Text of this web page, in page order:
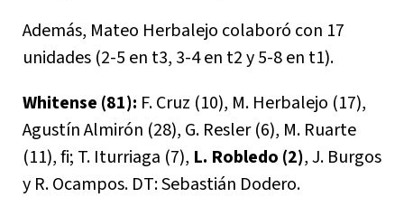
Además, Mateo Herbalejo colaboró con 17
unidades (2-5 en t3, 3-4 en t2 y 5-8 en t1).
Whitense (81): F. Cruz (10), M. Herbalejo (17),
Agustín Almirón (28), G. Resler (6), M. Ruarte
(11), fi; T. Iturriaga (7), L. Robledo (2), J. Burgos
y R. Ocampos. DT: Sebastián Dodero.